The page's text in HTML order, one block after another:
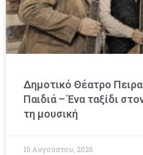
Δημοτικό Θέατρο
Παιδιά – Ένα ταξίδι
τη μουσική
10 Αυγούστου, 2026